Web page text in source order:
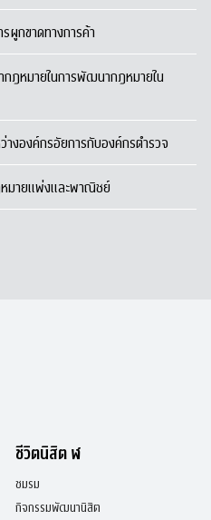
กขาดทางการค้า
ฎหมายในการพัฒนากฎหมายใน
งองค์กรอัยการกับองค์กรตำรวจ
มายแพ่งและพาณิชย์
ชีวิตนิสิต ฬ
ชมรม
กิจกรรมพัฒนานิสิต